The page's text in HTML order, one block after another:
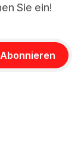
Sie ein!
Abonnieren